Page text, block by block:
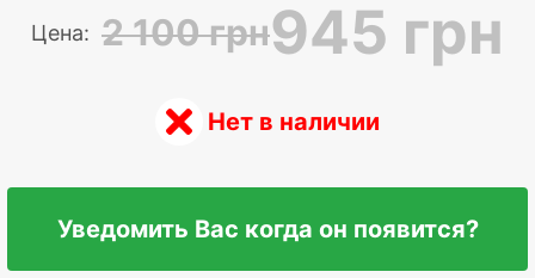
Цена: 2 100 грн945 грн
Нет в наличии
Уведомить Вас когда он появится?